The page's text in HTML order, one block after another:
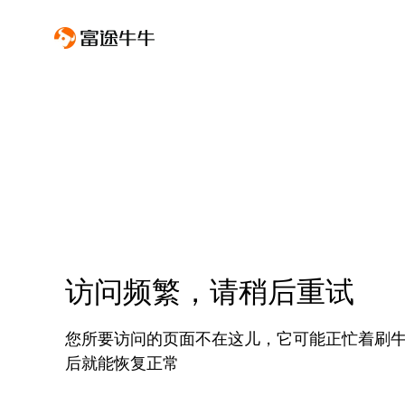
访问频繁，请稍后重试
您所要访问的页面不在这儿，它可能正忙着刷
后就能恢复正常